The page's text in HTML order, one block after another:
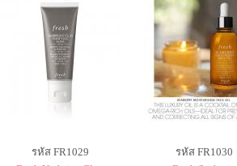
รหัส FR1029
รหัส FR1030